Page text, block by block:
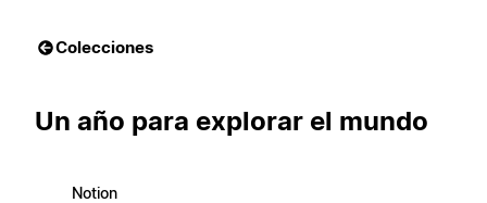
Colecciones
Un año para explorar el mundo
Notion